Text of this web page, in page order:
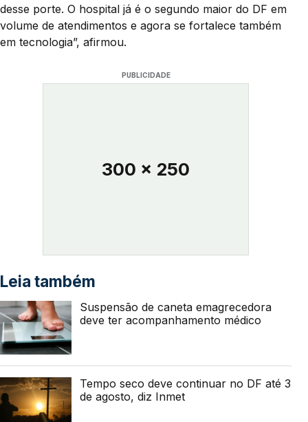
desse porte. O hospital já é o segundo maior do DF em
volume de atendimentos e agora se fortalece também
em tecnologia”, afirmou.
PUBLICIDADE
300 x 250
Leia também
Suspensão de caneta emagrecedora
deve ter acompanhamento médico
Tempo seco deve continuar no DF até 3
de agosto, diz Inmet